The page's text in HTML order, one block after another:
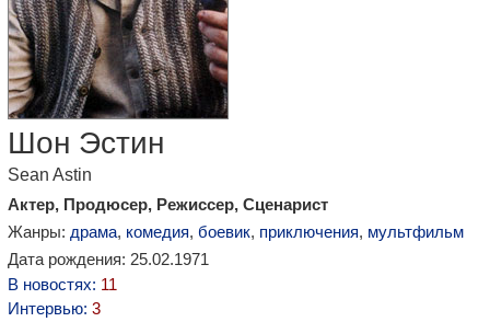
Шон Эстин
Sean Astin
Актер, Продюсер, Режиссер, Сценарист
Жанры: драма, комедия, боевик, приключения, мультфильм
Дата рождения: 25.02.1971
В новостях: 11
Интервью: 3